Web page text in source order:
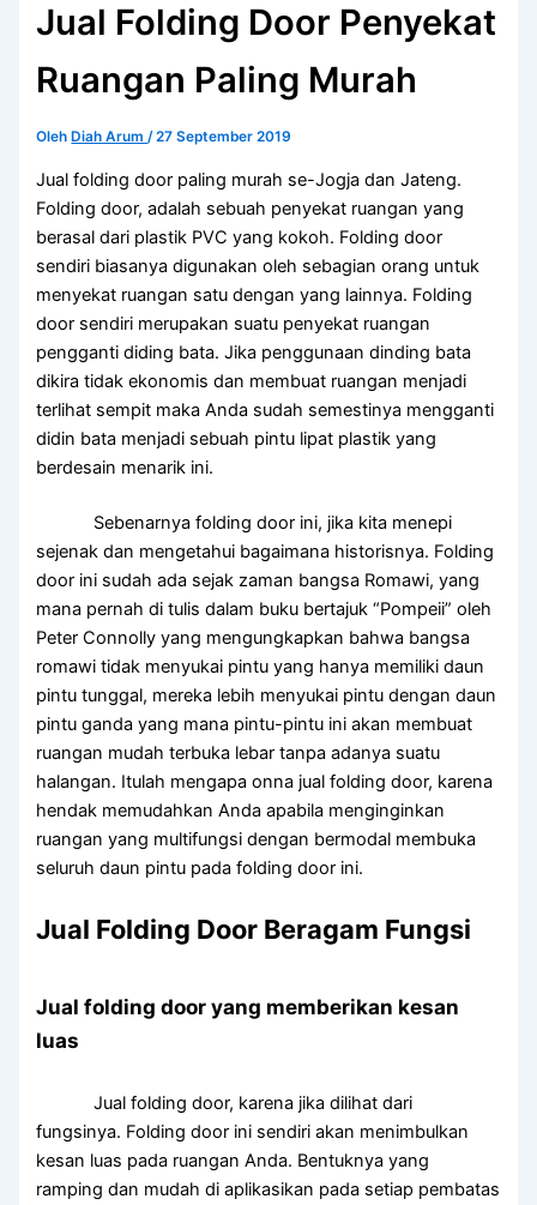
Jual Folding Door Penyekat
Ruangan Paling Murah
Oleh Diah Arum/27 September 2019
Jual folding door paling murah se-Jogja dan Jateng.
Folding door, adalah sebuah penyekat ruangan yang
berasal dari plastik PVC yang kokoh. Folding door
sendiri biasanya digunakan oleh sebagian orang untuk
menyekat ruangan satu dengan yang lainnya. Folding
door sendiri merupakan suatu penyekat ruangan
pengganti diding bata. Jika penggunaan dinding bata
dikira tidak ekonomis dan membuat ruangan menjadi
terlihat sempit maka Anda sudah semestinya mengganti
didin bata menjadi sebuah pintu lipat plastik yang
berdesain menarik ini.
Sebenarnya folding door ini, jika kita menepi
sejenak dan mengetahui bagaimana historisnya. Folding
door ini sudah ada sejak zaman bangsa Romawi, yang
mana pernah di tulis dalam buku bertajuk “Pompeii” oleh
Peter Connolly yang mengungkapkan bahwa bangsa
romawi tidak menyukai pintu yang hanya memiliki daun
pintu tunggal, mereka lebih menyukai pintu dengan daun
pintu ganda yang mana pintu-pintu ini akan membuat
ruangan mudah terbuka lebar tanpa adanya suatu
halangan. Itulah mengapa onna jual folding door, karena
hendak memudahkan Anda apabila menginginkan
ruangan yang multifungsi dengan bermodal membuka
seluruh daun pintu pada folding door ini.
Jual Folding Door Beragam Fungsi
Jual folding door yang memberikan kesan
luas
Jual folding door, karena jika dilihat dari
fungsinya. Folding door ini sendiri akan menimbulkan
kesan luas pada ruangan Anda. Bentuknya yang
ramping dan mudah di aplikasikan pada setiap pembatas